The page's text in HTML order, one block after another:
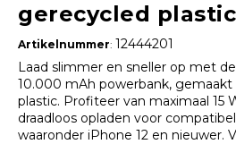
gerecycled plastic
Artikelnummer: 12444201
Laad slimmer en sneller op met
10.000 mAh powerbank, gemaakt
plastic. Profiteer van maximaal 15
draadloos opladen voor
waaronder iPhone 12 en nieuwer.